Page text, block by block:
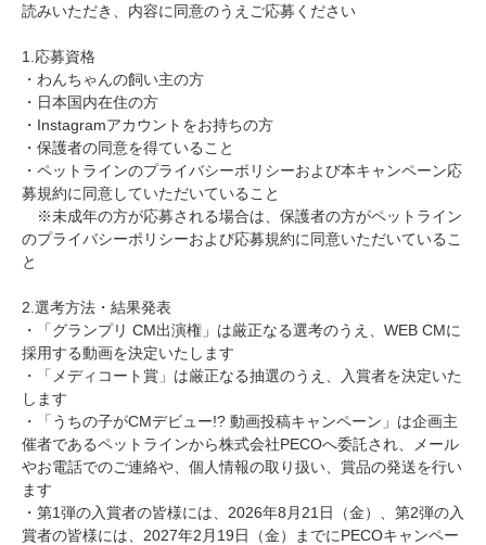
読みいただき、内容に同意のうえご応募ください
1.応募資格
・わんちゃんの飼い主の方
・日本国内在住の方
・Instagramアカウントをお持ちの方
・保護者の同意を得ていること
・ペットラインのプライバシーポリシーおよび本キャンペーン応
募規約に同意していただいていること
※未成年の方が応募される場合は、保護者の方がペットライン
のプライバシーポリシーおよび応募規約に同意いただいているこ
と
2.選考方法・結果発表
・「グランプリ CM出演権」は厳正なる選考のうえ、WEB CMに
採用する動画を決定いたします
・「メディコート賞」は厳正なる抽選のうえ、入賞者を決定いた
します
・「うちの子がCMデビュー!? 動画投稿キャンペーン」は企画主
催者であるペットラインから株式会社PECOへ委託され、メール
やお電話でのご連絡や、個人情報の取り扱い、賞品の発送を行い
ます
・第1弾の入賞者の皆様には、2026年8月21日（金）、第2弾の入
賞者の皆様には、2027年2月19日（金）までにPECOキャンペー